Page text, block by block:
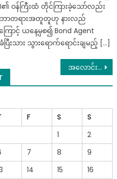
၏ ဝန်ကြီးထံ တိုင်ကြားခဲ့သော်လည်း
ာတရားအတူတူဟု နားလည်
ြောင့် ယနေ့မှစ၍ Bond Agent
ား သွားရောက်ရောင်းချမည့် […]
အလောင်းတော်ကဿပကြိုးဝိုင်းက သစ်ခိုးထုတ်မှုတွေကို PDF စောင့်ကြည့်ဖမ်းဆီး
F S
S
1
2
7 8
9
14 15
16